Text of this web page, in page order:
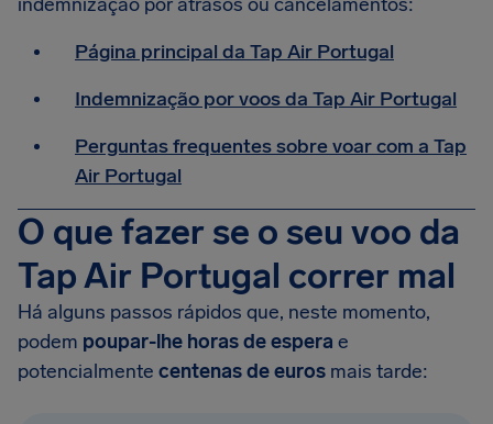
Página principal da Tap Air Portugal
Indemnização por voos da Tap Air Portugal
Perguntas frequentes sobre voar com a Tap
Air Portugal
O que fazer se o seu voo da
Tap Air Portugal correr mal
Há alguns passos rápidos que, neste momento,
podem poupar-lhe horas de espera e
potencialmente centenas de euros mais tarde: